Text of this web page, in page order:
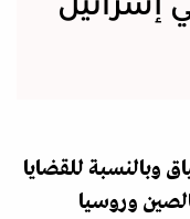
إسرائيل
وبالنسبة للقضايا
وروسيا